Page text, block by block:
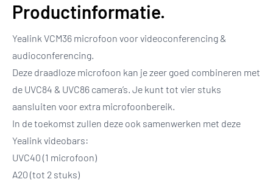
Productinformatie.
Yealink VCM36 microfoon voor videoconferencing &
audioconferencing.
Deze draadloze microfoon kan je zeer goed combineren met
de UVC84 & UVC86 camera’s. Je kunt tot vier stuks
aansluiten voor extra microfoonbereik.
In de toekomst zullen deze ook samenwerken met deze
Yealink videobars:
UVC40 (1 microfoon)
A20 (tot 2 stuks)